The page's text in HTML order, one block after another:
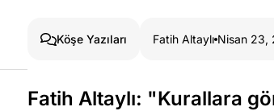
bilmek
Köşe Yazıları
Köşe Yazıları Fatih Altaylı Nisan 23,
Fatih Altaylı: "Kurallara